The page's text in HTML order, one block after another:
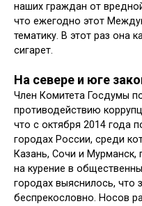
наших граждан от
что ежегодно этот
тематику. В этот раз она
сигарет.
На севере и юге
Член Комитета Госдумы
противодействию
что с октября 2014 года
городах России, среди
Казань, Сочи и Мурманск,
на курение в
городах выяснилось, что
беспрекословно. Носов